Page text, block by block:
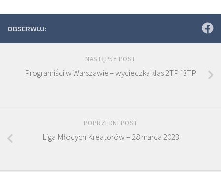
OBSERWUJ:
NASTĘPNY POST
Programiści w Warszawie – wycieczka klas 2TP i 3TP
POPRZEDNI POST
Liga Młodych Kreatorów – 28 marca 2023